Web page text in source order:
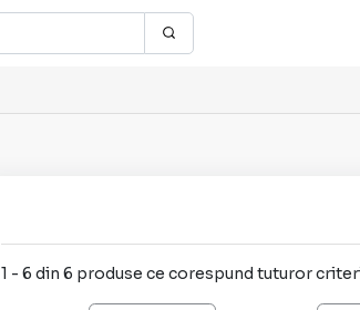
1 - 6 din 6 produse ce corespund tuturor